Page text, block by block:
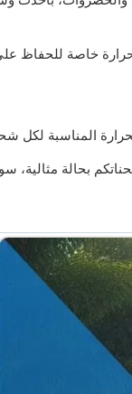
خاصة للحفاظ
المناسبة لكل
بحالة مثالية،